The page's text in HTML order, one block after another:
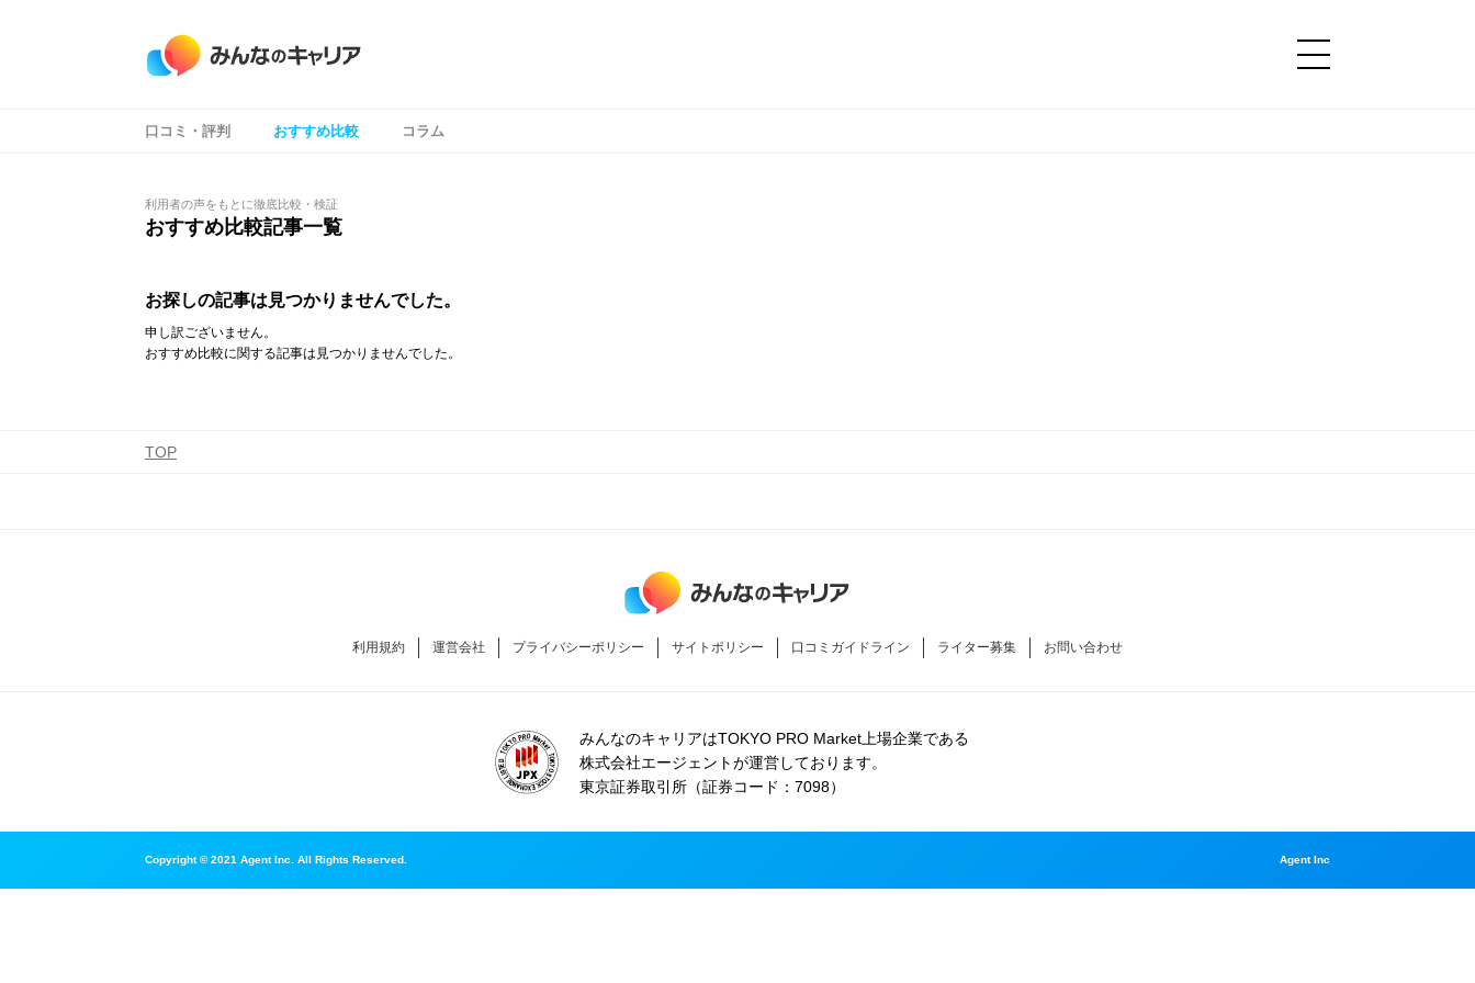
口コミ・評判 おすすめ比較 コラム
利用者の声をもとに徹底比較・検証
おすすめ比較記事一覧
お探しの記事は見つかりませんでした。
申し訳ございません。
おすすめ比較に関する記事は見つかりませんでした。
TOP
利用規約 運営会社 プライバシーポリシー サイトポリシー 口コミガイドライン ライター募集 お問い合わせ
みんなのキャリアはTOKYO PRO Market上場企業である
株式会社エージェントが運営しております。
東京証券取引所（証券コード：7098）
Copyright © 2021 Agent Inc. All Rights Reserved. Agent Inc